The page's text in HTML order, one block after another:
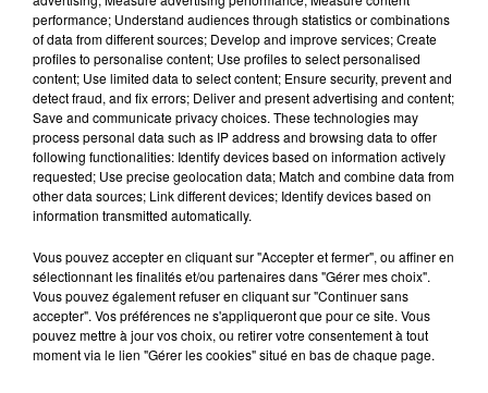
LE MAGASIN JOUÉCLUB DE REIMS FERME
SES PORTES
C'était l'une des institutions du centre-ville
rémois. Le magasin JouéClub est contraint de
fermer ses portes.
TITRES DIFFUSÉS
20h44
20h44 20h41
20h41
performance; Understand audiences through statistics or combinations
of data from different sources; Develop and improve services; Create
profiles to personalise content; Use profiles to select personalised
content; Use limited data to select content; Ensure security, prevent and
detect fraud, and fix errors; Deliver and present advertising and content;
Save and communicate privacy choices. These technologies may
process personal data such as IP address and browsing data to offer
following functionalities: Identify devices based on information actively
requested; Use precise geolocation data; Match and combine data from
other data sources; Link different devices; Identify devices based on
information transmitted automatically.
Vous pouvez accepter en cliquant sur "Accepter et fermer", ou affiner en
sélectionnant les finalités et/ou partenaires dans "Gérer mes choix".
Vous pouvez également refuser en cliquant sur "Continuer sans
accepter". Vos préférences ne s'appliqueront que pour ce site. Vous
pouvez mettre à jour vos choix, ou retirer votre consentement à tout
moment via le lien "Gérer les cookies" situé en bas de chaque page.